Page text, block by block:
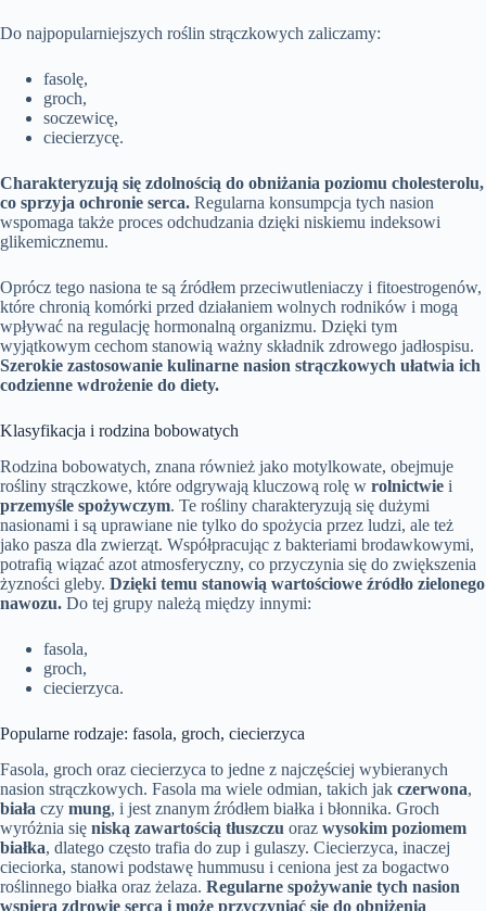
Do najpopularniejszych roślin strączkowych zaliczamy:
fasolę,
groch,
soczewicę,
ciecierzycę.
Charakteryzują się zdolnością do obniżania poziomu cholesterolu,
co sprzyja ochronie serca. Regularna konsumpcja tych nasion
wspomaga także proces odchudzania dzięki niskiemu indeksowi
glikemicznemu.
Oprócz tego nasiona te są źródłem przeciwutleniaczy i fitoestrogenów,
które chronią komórki przed działaniem wolnych rodników i mogą
wpływać na regulację hormonalną organizmu. Dzięki tym
wyjątkowym cechom stanowią ważny składnik zdrowego jadłospisu.
Szerokie zastosowanie kulinarne nasion strączkowych ułatwia ich
codzienne wdrożenie do diety.
Klasyfikacja i rodzina bobowatych
Rodzina bobowatych, znana również jako motylkowate, obejmuje
rośliny strączkowe, które odgrywają kluczową rolę w rolnictwie i
przemyśle spożywczym. Te rośliny charakteryzują się dużymi
nasionami i są uprawiane nie tylko do spożycia przez ludzi, ale też
jako pasza dla zwierząt. Współpracując z bakteriami brodawkowymi,
potrafią wiązać azot atmosferyczny, co przyczynia się do zwiększenia
żyzności gleby. Dzięki temu stanowią wartościowe źródło zielonego
nawozu. Do tej grupy należą między innymi:
fasola,
groch,
ciecierzyca.
Popularne rodzaje: fasola, groch, ciecierzyca
Fasola, groch oraz ciecierzyca to jedne z najczęściej wybieranych
nasion strączkowych. Fasola ma wiele odmian, takich jak czerwona,
biała czy mung, i jest znanym źródłem białka i błonnika. Groch
wyróżnia się niską zawartością tłuszczu oraz wysokim poziomem
białka, dlatego często trafia do zup i gulaszy. Ciecierzyca, inaczej
cieciorka, stanowi podstawę hummusu i ceniona jest za bogactwo
roślinnego białka oraz żelaza. Regularne spożywanie tych nasion
wspiera zdrowie serca i może przyczyniać się do obniżenia